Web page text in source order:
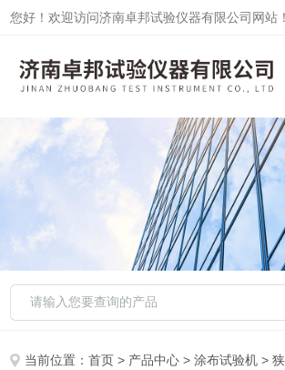
您好！欢迎访问济南卓邦试验仪器有限公司网站！
当前位置：首页 > 产品中心 >涂布试验机 >